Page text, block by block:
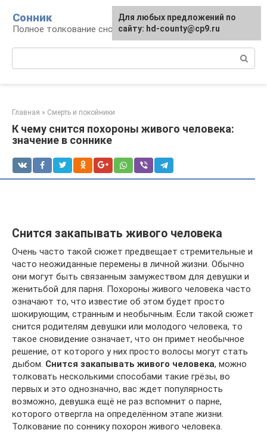
контенту
Сонник
Полное толкование снов
Главная » Смерть и покойники
К чему снится похороны живого человека:
значение в соннике
Снится закапывать живого человека
Очень часто такой сюжет предвещает стремительные и
часто неожиданные перемены в личной жизни. Обычно
они могут быть связанным замужеством для девушки и
женитьбой для парня. Похороны живого человека часто
означают то, что известие об этом будет просто
шокирующим, странным и необычным. Если такой сюжет
снится родителям девушки или молодого человека, то
такое сновидение означает, что он примет необычное
решение, от которого у них просто волосы могут стать
дыбом. Снится закапывать живого человека, можно
толковать несколькими способами такие грёзы, во
первых и это однозначно, вас ждет популярность
возможно, девушка ещё не раз вспомнит о парне,
которого отвергла на определённом этапе жизни.
Толкование по соннику похорон живого человека.
Для любых предложений по
сайту: hd-county@cp9.ru